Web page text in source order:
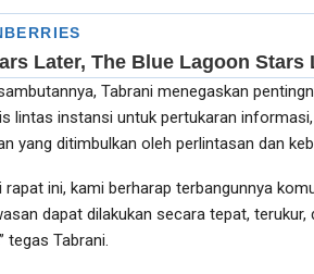
Tabrani menegaskan
lintas instansi untuk pertukaran
yang ditimbulkan oleh perlintasan dan
rapat ini, kami berharap terbangunnya
dapat dilakukan secara tepat,
tegas Tabrani.